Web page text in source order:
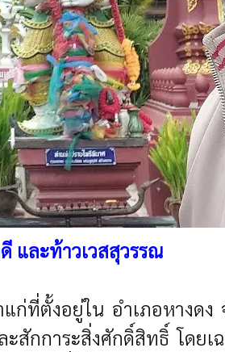
และท้าวเวสสุวรรณ
ที่ตั้งอยู่ใน อำเภอหางดง
สักการะสิ่งศักดิ์สิทธิ์ โดยเ